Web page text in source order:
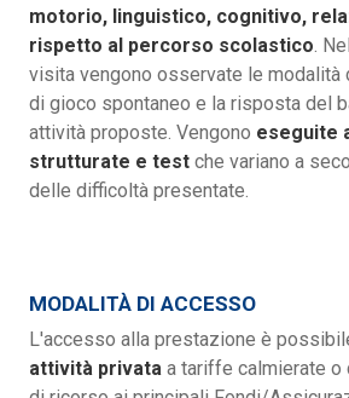
motorio, linguistico, cognitivo,
rispetto al percorso scolastico .
visita vengono osservate le modalità
di gioco spontaneo e la risposta del
attività proposte. Vengono eseguite
strutturate e test che variano a
delle difficoltà presentate.
MODALITÀ DI ACCESSO
L'accesso alla prestazione è
attività privata a tariffe calmierate